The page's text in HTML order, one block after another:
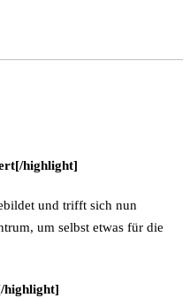
highlight]
und trifft sich nun
um selbst etwas für die
highlight]